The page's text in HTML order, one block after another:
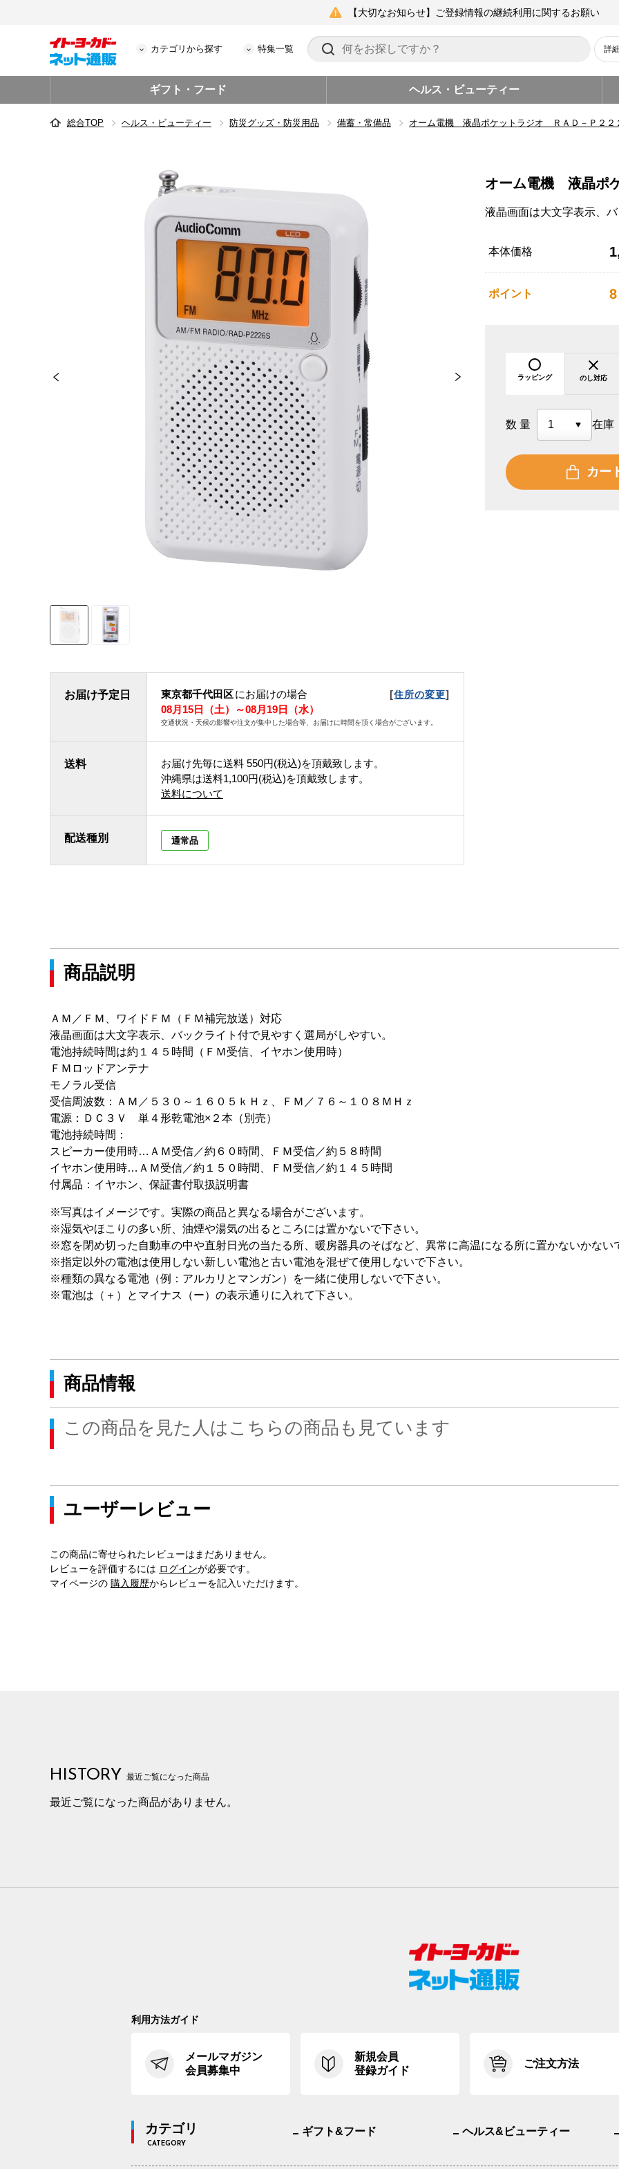
【大切なお知らせ】ご登録情報の継続利用に関するお願い
カテゴリから探す 特集一覧 詳
ギフト・フード ヘルス・ビューティー
総合TOP ヘルス・ビューティー 防災グッズ・防災用品 備蓄・常備品 オーム電機 液晶ポケットラジオ ＲＡＤ－Ｐ２２
お届け予定日 東京都千代田区にお届けの場合 [住所の変更]
08月15日（土）～08月19日（水）
交通状況・天候の影響や注文が集中した場合等、お届けに時間を頂く場合がございます。
送料 お届け先毎に送料 550円(税込)を頂戴致します。
沖縄県は送料1,100円(税込)を頂戴致します。
送料について
配送種別 通常品
オーム電機 液晶ポ
液晶画面は大文字表示、
本体価格
ポイント 8
ラッピング のし対応
数量 在庫
カー
商品説明
ＡＭ／ＦＭ、ワイドＦＭ（ＦＭ補完放送）対応
液晶画面は大文字表示、バックライト付で見やすく選局がしやすい。
電池持続時間は約１４５時間（ＦＭ受信、イヤホン使用時）
ＦＭロッドアンテナ
モノラル受信
受信周波数：ＡＭ／５３０～１６０５ｋＨｚ、ＦＭ／７６～１０８ＭＨｚ
電源：ＤＣ３Ｖ 単４形乾電池×２本（別売）
電池持続時間：
スピーカー使用時…ＡＭ受信／約６０時間、ＦＭ受信／約５８時間
イヤホン使用時…ＡＭ受信／約１５０時間、ＦＭ受信／約１４５時間
付属品：イヤホン、保証書付取扱説明書
※写真はイメージです。実際の商品と異なる場合がございます。
※湿気やほこりの多い所、油煙や湯気の出るところには置かないで下さい。
※窓を閉め切った自動車の中や直射日光の当たる所、暖房器具のそばなど、異常に高温になる所に置かないかない
※指定以外の電池は使用しない新しい電池と古い電池を混ぜて使用しないで下さい。
※種類の異なる電池（例：アルカリとマンガン）を一緒に使用しないで下さい。
※電池は（＋）とマイナス（ー）の表示通りに入れて下さい。
商品情報
この商品を見た人はこちらの商品も見ています
ユーザーレビュー
この商品に寄せられたレビューはまだありません。
レビューを評価するには ログインが必要です。
マイページの 購入履歴からレビューを記入いただけます。
HISTORY 最近ご覧になった商品
最近ご覧になった商品がありません。
利用方法ガイド
メールマガジン
会員募集中
新規会員
登録ガイド
ご注文方法
カテゴリ
CATEGORY
ギフト&フード ヘルス&ビューティー